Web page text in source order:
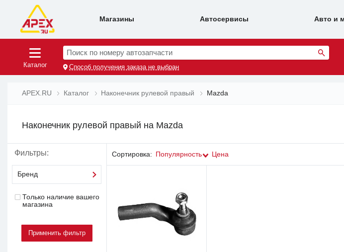
Магазины Автосервисы Авто и
Каталог
Поиск по номеру автозапчасти
Способ получения заказа не выбран
APEX.RU Каталог Наконечник рулевой правый Mazda
Наконечник рулевой правый на Mazda
Фильтры:
Бренд
Только наличие вашего
магазина
Сортировка: Популярность Цена